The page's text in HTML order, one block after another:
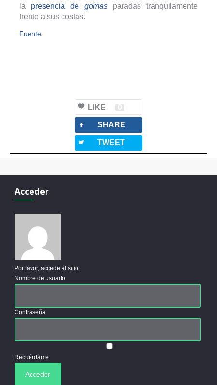
la presencia de gomas paradas tranquilamente
frente a sus costas.
Fuente
LIKE 0
facebook SHARE
twitterbird TWEET
Acceder
Por favor, accede al sitio.
Nombre de usuario
Contraseña
Recuérdame